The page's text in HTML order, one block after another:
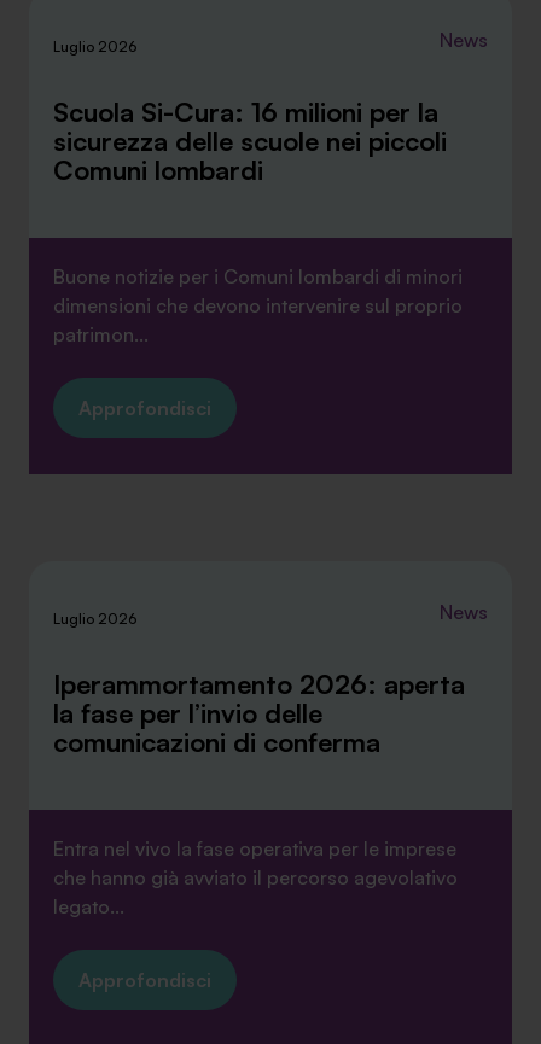
Luglio 2026 News
Scuola Si-Cura: 16 milioni per la
sicurezza delle scuole nei piccoli
Comuni lombardi
Buone notizie per i Comuni lombardi di minori
dimensioni che devono intervenire sul proprio
patrimon...
Approfondisci
Luglio 2026 News
Iperammortamento 2026: aperta
la fase per l’invio delle
comunicazioni di conferma
Entra nel vivo la fase operativa per le imprese
che hanno già avviato il percorso agevolativo
legato...
Approfondisci